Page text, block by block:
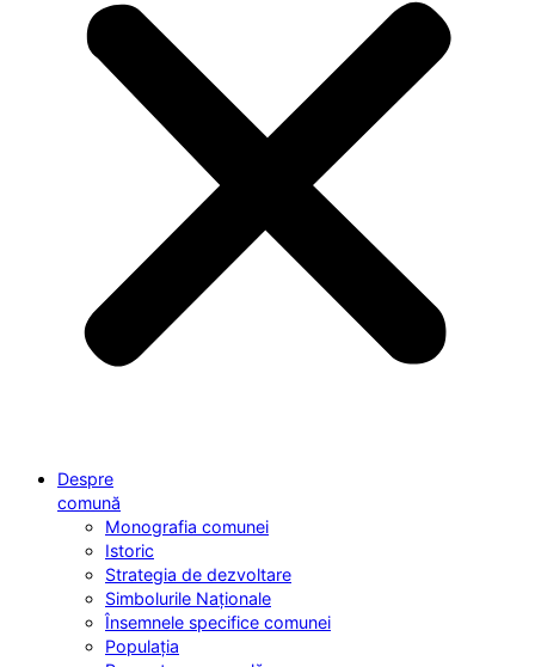
Despre
comună
Monografia comunei
Istoric
Strategia de dezvoltare
Simbolurile Naționale
Însemnele specifice comunei
Populația